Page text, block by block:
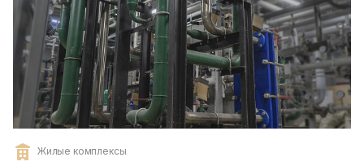
Жилые комплексы